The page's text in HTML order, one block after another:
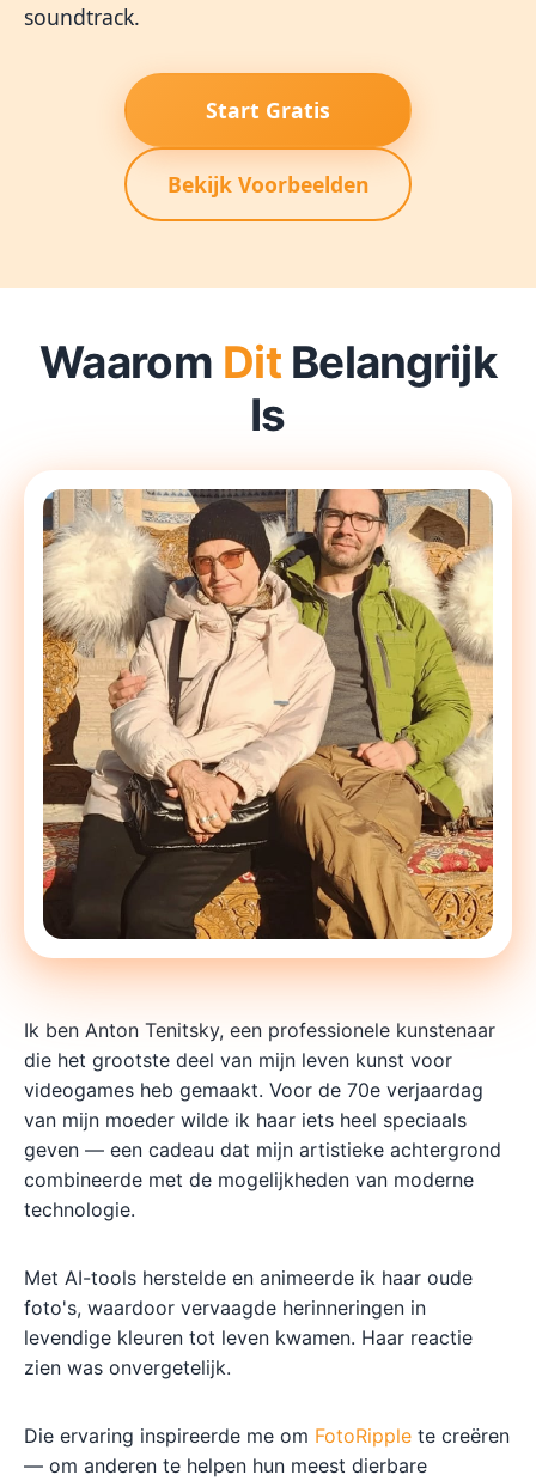
soundtrack.
Start Gratis
Bekijk Voorbeelden
Waarom DitBelangrijk
Is
Ik ben Anton Tenitsky, een professionele kunstenaar
die het grootste deel van mijn leven kunst voor
videogames heb gemaakt. Voor de 70e verjaardag
van mijn moeder wilde ik haar iets heel speciaals
geven — een cadeau dat mijn artistieke achtergrond
combineerde met de mogelijkheden van moderne
technologie.
Met AI-tools herstelde en animeerde ik haar oude
foto's, waardoor vervaagde herinneringen in
levendige kleuren tot leven kwamen. Haar reactie
zien was onvergetelijk.
Die ervaring inspireerde me om FotoRipple te creëren
— om anderen te helpen hun meest dierbare